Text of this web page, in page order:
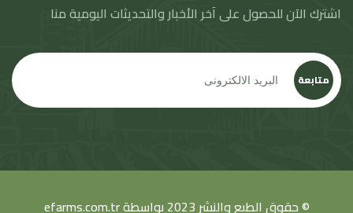
اشترك الآن للحصول على آخر الأخبار والتحديثات اليومية منا
متابعة
© حقوق الطبع والنشر 2023 بواسطة efarms.com.tr